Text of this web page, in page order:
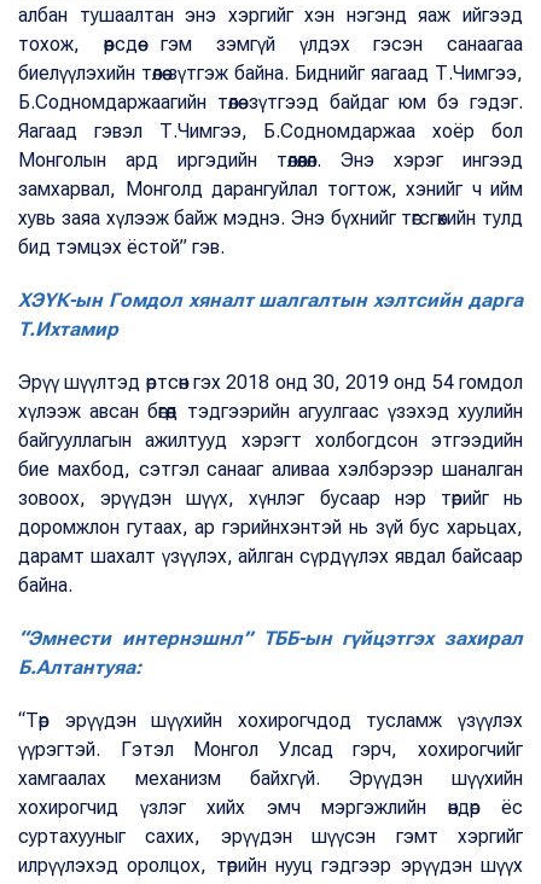
албан тушаалтан энэ хэргийг хэн нэгэнд яаж ийгээд
тохож, өөрсдөө гэм зэмгүй үлдэх гэсэн санаагаа
биелүүлэхийн төлөө зүтгэж байна. Биднийг яагаад Т.Чимгээ,
Б.Содномдаржаагийн төлөө зүтгээд байдаг юм бэ гэдэг.
Яагаад гэвэл Т.Чимгээ, Б.Содномдаржаа хоёр бол
Монголын ард иргэдийн төлөөлөл. Энэ хэрэг ингээд
замхарвал, Монголд дарангуйлал тогтож, хэнийг ч ийм
хувь заяа хүлээж байж мэднэ. Энэ бүхнийг төгсгөхийн тулд
бид тэмцэх ёстой” гэв.
ХЭҮК-ын Гомдол хяналт шалгалтын хэлтсийн дарга
Т.Ихтамир
Эрүү шүүлтэд өртсөн гэх 2018 онд 30, 2019 онд 54 гомдол
хүлээж авсан бөгөөд тэдгээрийн агуулгаас үзэхэд хуулийн
байгууллагын ажилтууд хэрэгт холбогдсон этгээдийн
бие махбод, сэтгэл санааг аливаа хэлбэрээр шаналган
зовоох, эрүүдэн шүүх, хүнлэг бусаар нэр төрийг нь
доромжлон гутаах, ар гэрийнхэнтэй нь зүй бус харьцах,
дарамт шахалт үзүүлэх, айлган сүрдүүлэх явдал байсаар
байна.
“Эмнести интернэшнл” ТББ-ын гүйцэтгэх захирал
Б.Алтантуяа:
“Төр эрүүдэн шүүхийн хохирогчдод тусламж үзүүлэх
үүрэгтэй. Гэтэл Монгол Улсад гэрч, хохирогчийг
хамгаалах механизм байхгүй. Эрүүдэн шүүхийн
хохирогчид үзлэг хийх эмч мэргэжлийн өндөр ёс
суртахууныг сахих, эрүүдэн шүүсэн гэмт хэргийг
илрүүлэхэд оролцох, төрийн нууц гэдгээр эрүүдэн шүүх